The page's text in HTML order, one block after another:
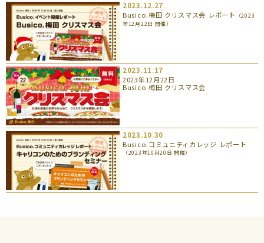
2023.12.27
Busico.梅田 クリスマス会 レポート
（2023
年12月22日 開催）
2023.11.17
2023年12月22日
Busico.梅田 クリスマス会
2023.10.30
Busico.コミュニティカレッジ レポート
（2023年10月20日 開催）